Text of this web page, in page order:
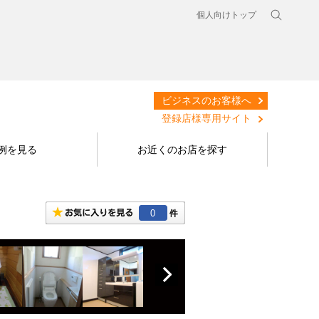
個人向けトップ
ビジネスのお客様へ
登録店様専用サイト
を見る お近くのお店を探す
0